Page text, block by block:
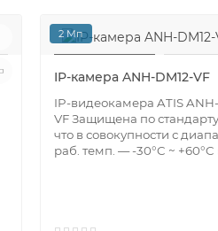
2 Мп
IP-камера ANH-DM12-VF
IP-видеокамера ATIS
VF Защищена по стандарту
что в совокупности с
раб. темп. — -30°C ~ +60°C